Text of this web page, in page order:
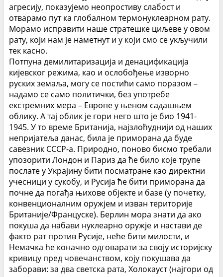
агресију, показујемо неопростиву слабост и
отварамо пут ка глобалном термонуклеарном рату.
Морамо исправити наше стратешке циљеве у овом
рату, који нам је наметнут и у који смо се укључили
тек касно.
Потпуна демилитаризација и денацификација
кијевског режима, као и ослобођење изворно
руских земаља, могу се постићи само поразом –
надамо се само политички, без употребе
екстремних мера – Европе у њеном садашњем
облику. А тај облик је гори него што је био 1941-
1945. У то време Британија, најзлоћуднији од наших
непријатеља данас, била је приморана да буде
савезник СССР-а. Природно, поново бисмо требали
упозорити Лондон и Париз да ће било које трупе
послате у Украјину бити посматране као директни
учесници у сукобу, и Русија ће бити приморана да
почне да погађа њихове објекте и базе (у почетку,
конвенционалним оружјем и изван територије
Британије/Француске). Берлин мора знати да ако
покуша да набави нуклеарно оружје и настави де
факто рат против Русије, неће бити милости, и
Немачка ће коначно одговарати за своју историјску
кривицу пред човечанством, коју покушава да
заборави: за два светска рата, Холокауст (најгори од